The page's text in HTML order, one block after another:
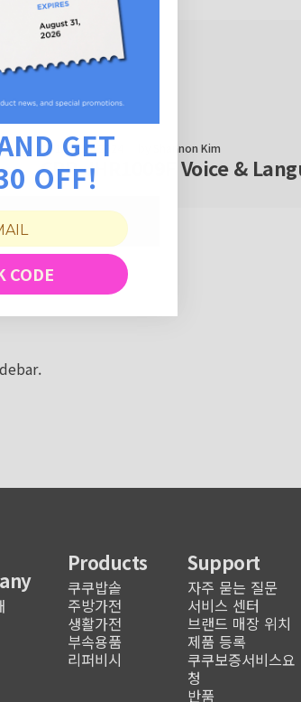
10월 15, 2024 Shannon Kim
CRP-JHR1009F Voice &
Products
쿠쿠밥솥
주방가전
생활가전
부속용품
리퍼비시
Support
자주 묻는 질문
서비스 센터
브랜드 매장 위치
제품 등록
쿠쿠보증서비스요
청
반품
GET
OFF!
CODE